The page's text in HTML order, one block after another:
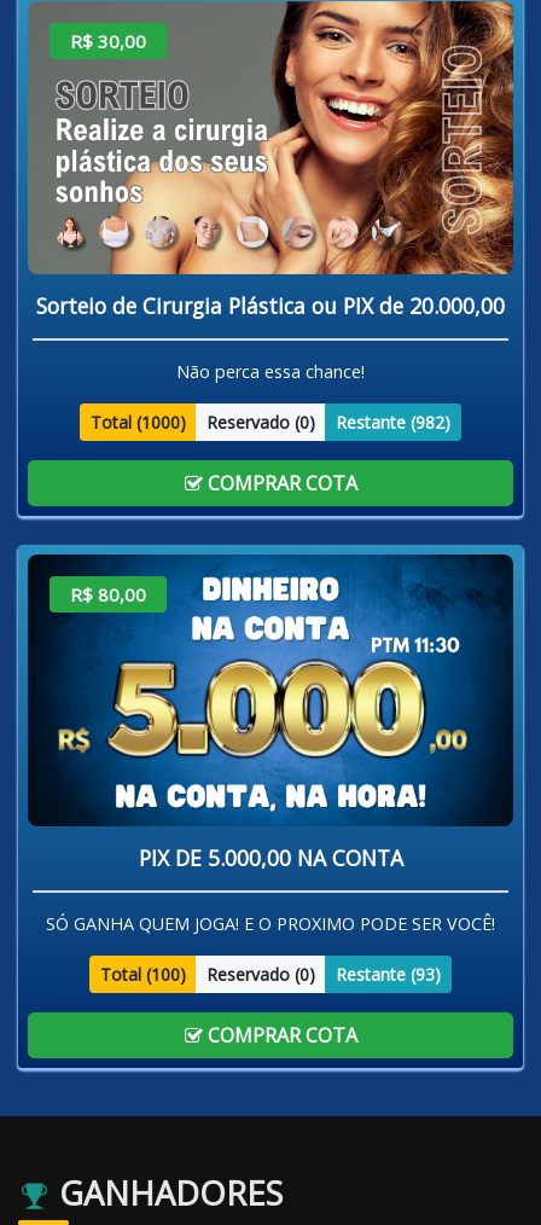
R$ 30,00
Sorteio de Cirurgia Plástica ou PIX de 20.000,00
Não perca essa chance!
Total (1000) Reservado (0) Restante (982)
COMPRAR COTA
R$ 80,00
PIX DE 5.000,00 NA CONTA
SÓ GANHA QUEM JOGA! E O PROXIMO PODE SER VOCÊ!
Total (100) Reservado (0) Restante (93)
COMPRAR COTA
GANHADORES